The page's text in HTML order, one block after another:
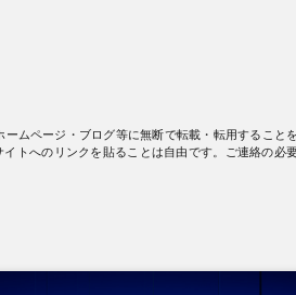
ムページ・ブログ等に無断で転載・転用すること
トへのリンクを貼ることは自由です。ご連絡の必